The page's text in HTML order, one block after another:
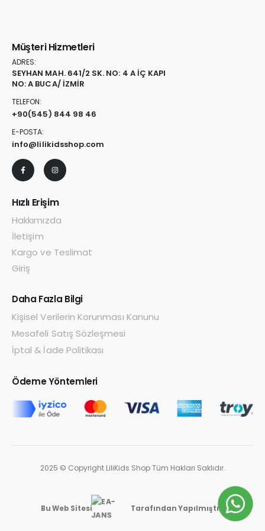
Müşteri Hizmetleri
ADRES:
SEYHAN MAH. 641/2 SK. NO: 4 A İÇ KAPI
NO: A BUCA/ İZMİR
TELEFON:
+90(545) 844 98 46
E-POSTA:
info@lilikidsshop.com
Hızlı Erişim
Hakkımızda
İletişim
Kargo ve Teslimat
Giriş
Daha Fazla Bilgi
Kişisel Verilerin Korunması Kanunu
Mesafeli Satış Sözleşmesi
İptal & İade Politikası
Ödeme Yöntemleri
2025 © Copyright LiliKids Shop Tüm Hakları Saklıdır.
Bu Web Sitesi Tarafından Yapılmıştır.